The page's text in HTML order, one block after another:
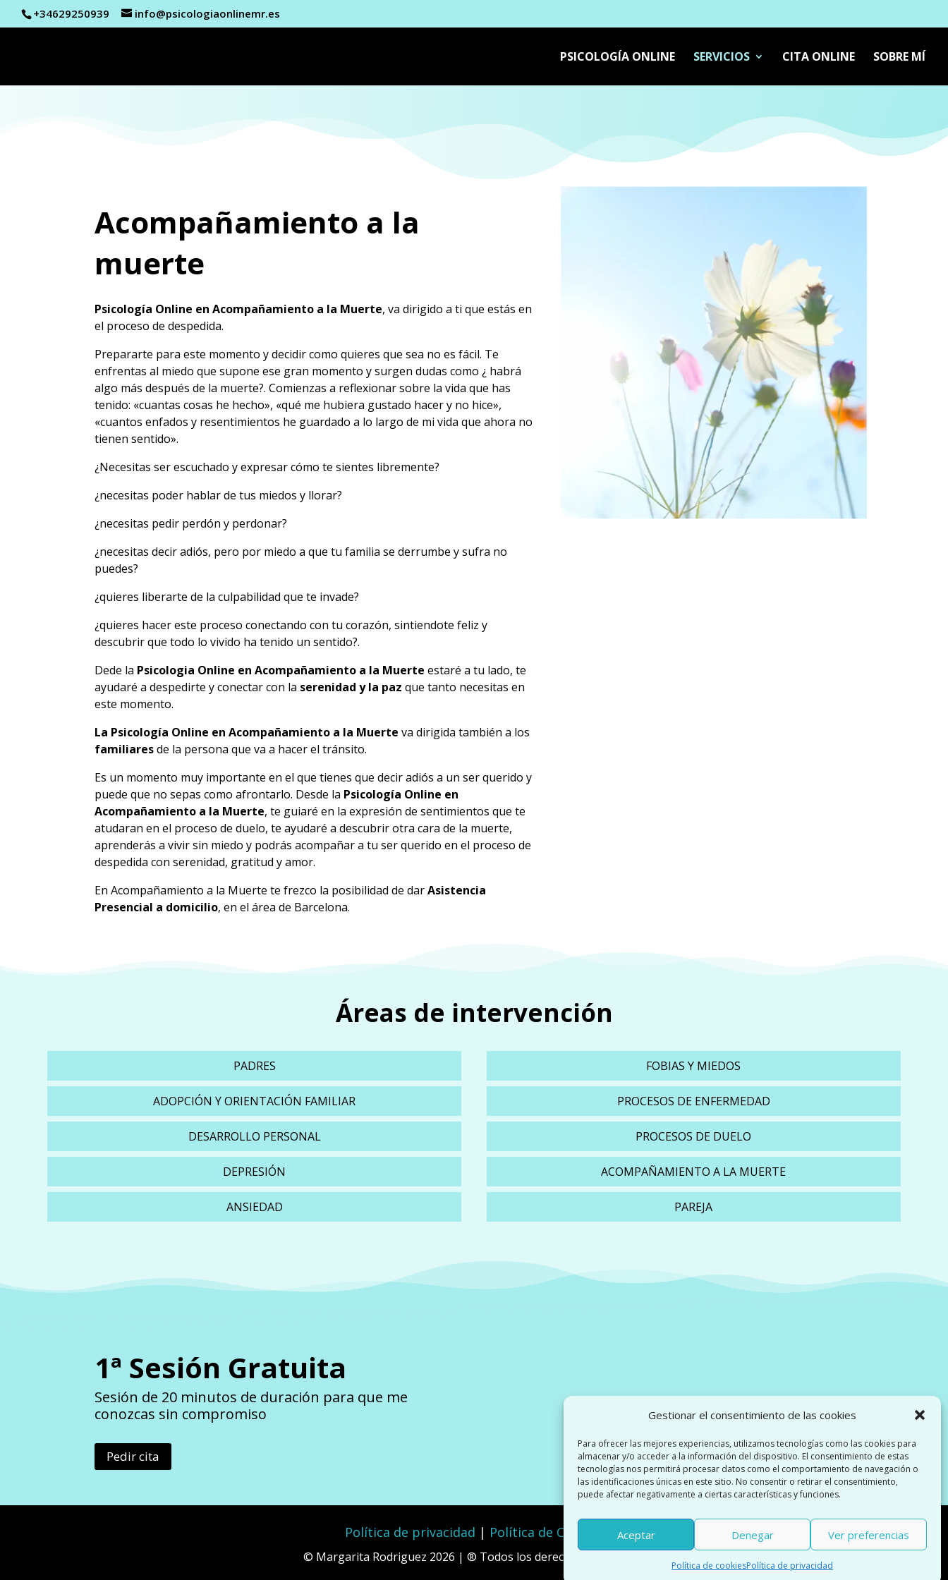
Gestionar el consentimiento de las cookies
Para ofrecer las mejores experiencias, utilizamos tecnologías como las cookies para
almacenar y/o acceder a la información del dispositivo. El consentimiento de estas
tecnologías nos permitirá procesar datos como el comportamiento de navegación o
las identificaciones únicas en este sitio. No consentir o retirar el consentimiento,
puede afectar negativamente a ciertas características y funciones.
Aceptar Denegar Ver preferencias
Política de cookiesPolítica de privacidad
+34629250939 info@psicologiaonlinemr.es
PSICOLOGÍA ONLINE SERVICIOS CITA ONLINE SOBRE MÍ
Acompañamiento a la
muerte
Psicología Online enAcompañamiento a la Muerte, va dirigido a ti que estás en
el proceso de despedida.
Prepararte para este momento y decidir como quieres que sea no es fácil. Te
enfrentas al miedo que supone ese gran momento y surgen dudas como ¿ habrá
algo más después de la muerte?. Comienzas a reflexionar sobre la vida que has
tenido: «cuantas cosas he hecho», «qué me hubiera gustado hacer y no hice»,
«cuantos enfados y resentimientos he guardado a lo largo de mi vida que ahora no
tienen sentido».
¿Necesitas ser escuchado y expresar cómo te sientes libremente?
¿necesitas poder hablar de tus miedos y llorar?
¿necesitas pedir perdón y perdonar?
¿necesitas decir adiós, pero por miedo a que tu familia se derrumbe y sufra no
puedes?
¿quieres liberarte de la culpabilidad que te invade?
¿quieres hacer este proceso conectando con tu corazón, sintiendote feliz y
descubrir que todo lo vivido ha tenido un sentido?.
Dede la Psicologia Online en Acompañamiento a la Muerte estaré a tu lado, te
ayudaré a despedirte y conectar con la serenidad y la paz que tanto necesitas en
este momento.
La Psicología Online en Acompañamiento a la Muerte va dirigida también a los
familiaresde la persona que va a hacer el tránsito.
Es un momento muy importante en el que tienes que decir adiós a un ser querido y
puede que no sepas como afrontarlo. Desde la Psicología Online en
Acompañamiento a la Muerte, te guiaré en la expresión de sentimientos que te
atudaran en el proceso de duelo, te ayudaré a descubrir otra cara de la muerte,
aprenderás a vivir sin miedo y podrás acompañar a tu ser querido en el proceso de
despedida con serenidad, gratitud y amor.
En Acompañamiento a la Muerte te frezco la posibilidad de darAsistencia
Presencial a domicilio, en el área de Barcelona.
Áreas de intervención
PADRES
ADOPCIÓN Y ORIENTACIÓN FAMILIAR
DESARROLLO PERSONAL
DEPRESIÓN
ANSIEDAD
FOBIAS Y MIEDOS
PROCESOS DE ENFERMEDAD
PROCESOS DE DUELO
ACOMPAÑAMIENTO A LA MUERTE
PAREJA
1ª Sesión Gratuita
Sesión de 20 minutos de duración para que me
conozcas sin compromiso
Pedir cita
Política de privacidad | Política de Cookies
© Margarita Rodriguez 2026 | ® Todos los derechos reservados